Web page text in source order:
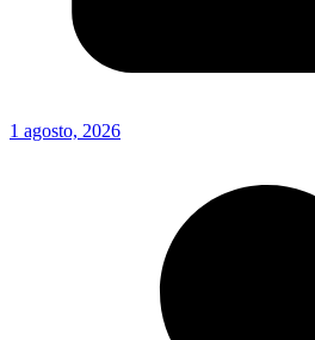
1 agosto, 2026